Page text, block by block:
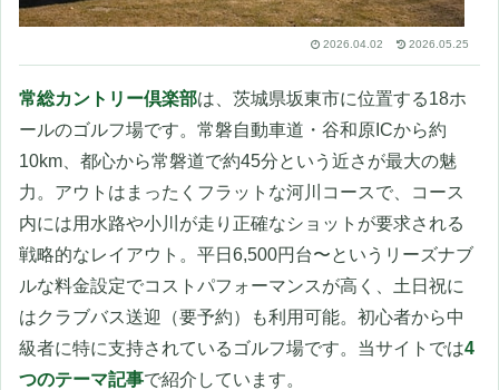
2026.04.02 2026.05.25
常総カントリー倶楽部は、茨城県坂東市に位置する18ホ
ールのゴルフ場です。常磐自動車道・谷和原ICから約
10km、都心から常磐道で約45分という近さが最大の魅
力。アウトはまったくフラットな河川コースで、コース
内には用水路や小川が走り正確なショットが要求される
戦略的なレイアウト。平日6,500円台〜というリーズナブ
ルな料金設定でコストパフォーマンスが高く、土日祝に
はクラブバス送迎（要予約）も利用可能。初心者から中
級者に特に支持されているゴルフ場です。当サイトでは4
つのテーマ記事で紹介しています。